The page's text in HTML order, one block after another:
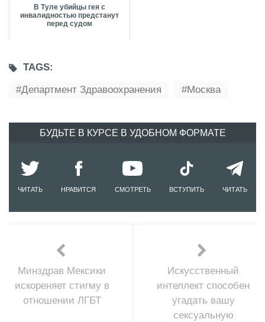
В Туле убийцы гея с
инвалидностью предстанут
перед судом
TAGS:
Департмент Здравоохранения
Москва
БУДЬТЕ В КУРСЕ В УДОБНОМ ФОРМАТЕ
ЧИТАТЬ НРАВИТСЯ СМОТРЕТЬ ВСТУПИТЬ ЧИТАТЬ
Минздрав Мексики
искореняет стигму в
отношении ЛГБТ
Искусственный
интеллект способен
угадать вашу
сексуальную